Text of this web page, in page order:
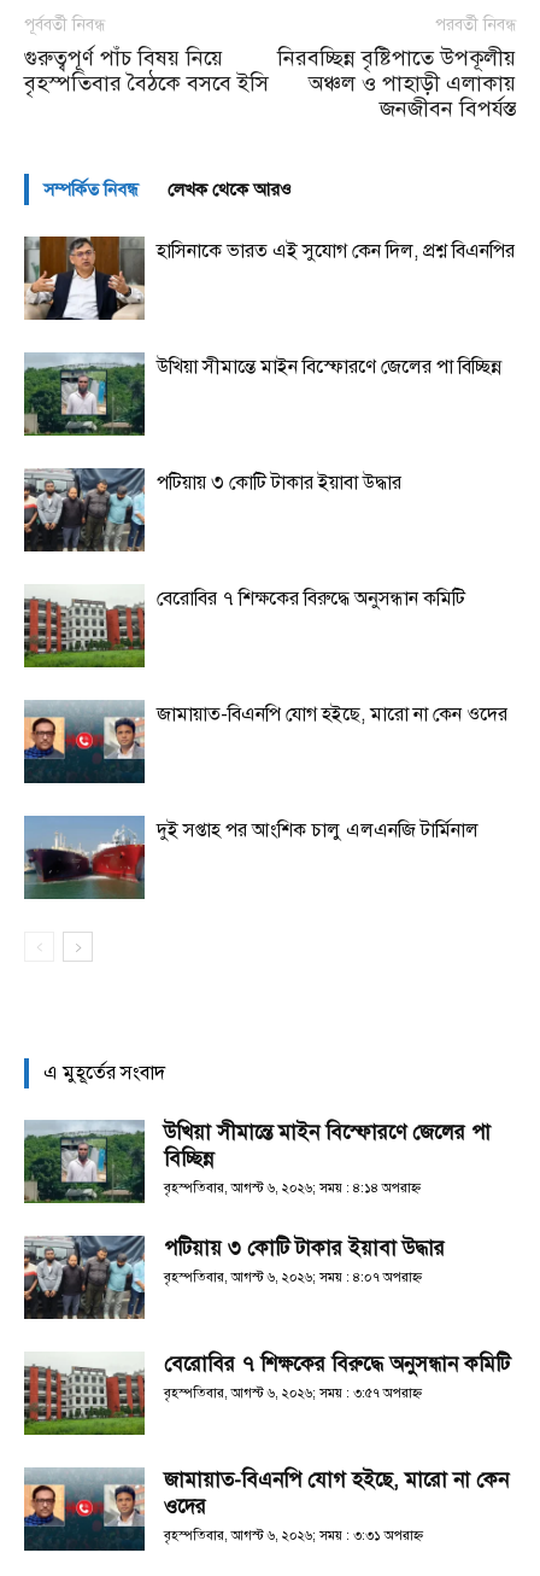
পূর্ববর্তী নিবন্ধ
গুরুত্বপূর্ণ পাঁচ বিষয় নিয়ে
বৃহস্পতিবার বৈঠকে বসবে ইসি
পরবর্তী নিবন্ধ
নিরবচ্ছিন্ন বৃষ্টিপাতে উপকূলীয়
অঞ্চল ও পাহাড়ী এলাকায়
জনজীবন বিপর্যস্ত
সম্পর্কিত নিবন্ধ লেখক থেকে আরও
হাসিনাকে ভারত এই সুযোগ কেন দিল, প্রশ্ন বিএনপির
উখিয়া সীমান্তে মাইন বিস্ফোরণে জেলের পা বিচ্ছিন্ন
পটিয়ায় ৩ কোটি টাকার ইয়াবা উদ্ধার
বেরোবির ৭ শিক্ষকের বিরুদ্ধে অনুসন্ধান কমিটি
জামায়াত-বিএনপি যোগ হইছে, মারো না কেন ওদের
দুই সপ্তাহ পর আংশিক চালু এলএনজি টার্মিনাল
এ মুহূর্তের সংবাদ
উখিয়া সীমান্তে মাইন বিস্ফোরণে জেলের পা
বিচ্ছিন্ন
বৃহস্পতিবার, আগস্ট ৬, ২০২৬; সময় : ৪:১৪ অপরাহ্ণ
পটিয়ায় ৩ কোটি টাকার ইয়াবা উদ্ধার
বৃহস্পতিবার, আগস্ট ৬, ২০২৬; সময় : ৪:০৭ অপরাহ্ণ
বেরোবির ৭ শিক্ষকের বিরুদ্ধে অনুসন্ধান কমিটি
বৃহস্পতিবার, আগস্ট ৬, ২০২৬; সময় : ৩:৫৭ অপরাহ্ণ
জামায়াত-বিএনপি যোগ হইছে, মারো না কেন
ওদের
বৃহস্পতিবার, আগস্ট ৬, ২০২৬; সময় : ৩:৩১ অপরাহ্ণ